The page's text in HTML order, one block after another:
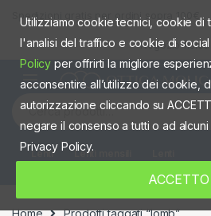
Spedizioni gratis per ordini sopra 100€
Negozio fisico
Cerca:
Lenti
Lenti mensili
Home Prodotti taggati “lomb”
Utilizziamo cookie tecnici, cookie di
l'analisi del traffico e cookie di
Policy per offrirti la migliore
acconsentire all’utilizzo dei cookie,
autorizzazione cliccando su
negare il consenso a tutti o ad
Privacy Policy.
ACCETTO